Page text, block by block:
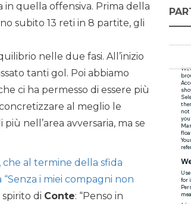
in quella offensiva. Prima della
subito 13 reti in 8 partite, gli
nelle due fasi. All’inizio
tanti gol. Poi abbiamo
ci ha permesso di essere più
al meglio le
nell’area avversaria, ma se
, che al termine della sfida
i miei compagni non
di Conte: “Penso in